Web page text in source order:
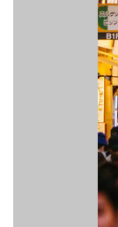
> Achetez
> Option
>